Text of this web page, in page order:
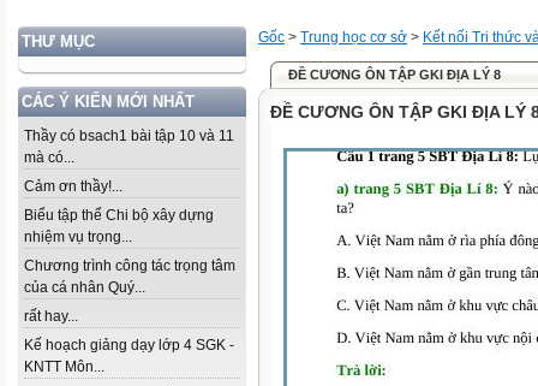
THƯ MỤC
CÁC Ý KIẾN MỚI NHẤT
Thầy có bsach1 bài tập 10 và 11
mà có...
Cảm ơn thầy!...
Biểu tập thể Chi bộ xây dựng
nhiệm vụ trọng...
Chương trình công tác trọng tâm
của cá nhân Quý...
rất hay...
Kế hoạch giảng dạy lớp 4 SGK -
KNTT Môn...
Gốc > Trung học cơ sở > Kết nối Tri thức
ĐỀ CƯƠNG ÔN TẬP GKI ĐỊA LÝ 8
ĐỀ CƯƠNG ÔN TẬP GKI ĐỊA LÝ